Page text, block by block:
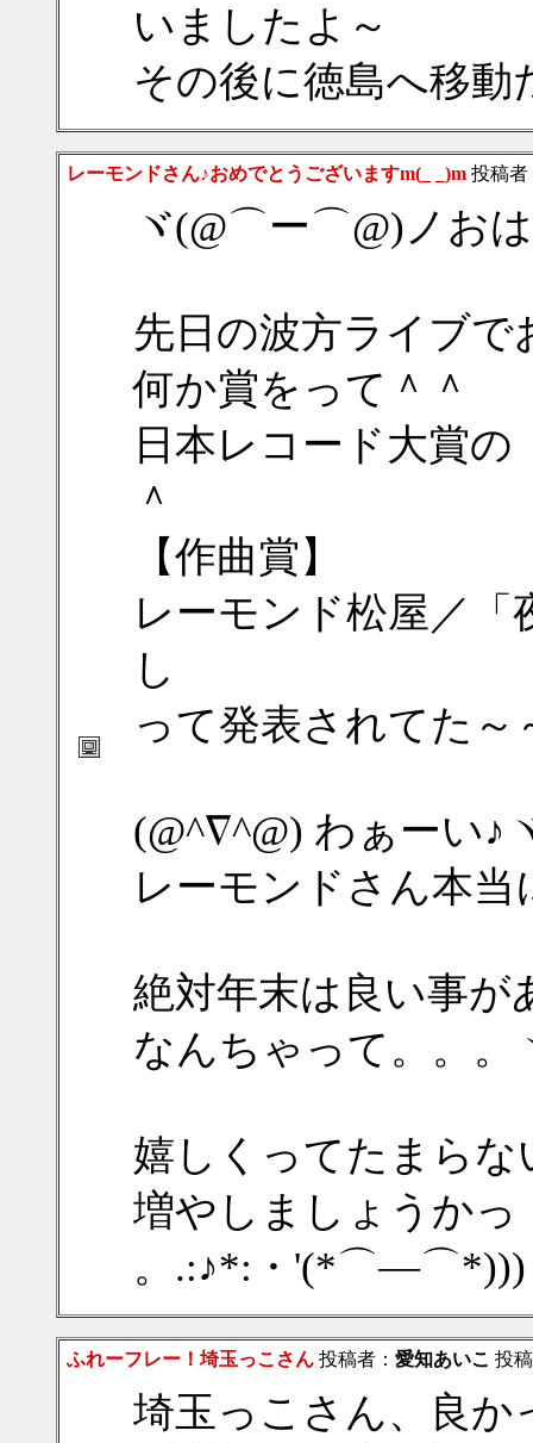
いましたよ～
その後に徳島へ移動
レーモンドさん♪おめでとうございますm(_ _)m 投稿者
ヾ(@⌒ー⌒@)ノお
先日の波方ライブで
何か賞をって＾＾
日本レコード大賞
＾
【作曲賞】
レーモンド松屋／
し
って発表されてた～
(@^∇^@) わぁーい
レーモンドさん本
絶対年末は良い事が
なんちゃって。。
嬉しくってたまら
増やしましょうかっ
。.:♪*:・'(*⌒―⌒*)))
ふれーフレー！埼玉っこさん 投稿者： 愛知あいこ 投
埼玉っこさん、良か